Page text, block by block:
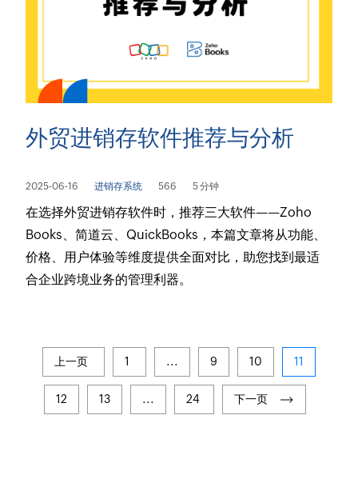
外贸进销存软件推荐与分析
2025-06-16 进销存系统 566 5 分钟
在选择外贸进销存软件时，推荐三大软件——Zoho
Books、简道云、QuickBooks，本篇文章将从功能、
价格、用户体验等维度提供全面对比，助您找到最适
合企业跨境业务的管理利器。
上一页 1 ... 9 10 11
12 13 ... 24 下一页